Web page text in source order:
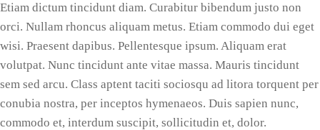
Etiam dictum tincidunt diam. Curabitur bibendum justo non
orci. Nullam rhoncus aliquam metus. Etiam commodo dui eget
wisi. Praesent dapibus. Pellentesque ipsum. Aliquam erat
volutpat. Nunc tincidunt ante vitae massa. Mauris tincidunt
sem sed arcu. Class aptent taciti sociosqu ad litora torquent per
conubia nostra, per inceptos hymenaeos. Duis sapien nunc,
commodo et, interdum suscipit, sollicitudin et, dolor.